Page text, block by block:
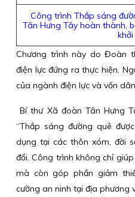
Công trình Thắp sáng
Tân Hưng Tây hoàn thành,
khởi
Chương trình này do Đoàn
điện lực đứng ra thực hiện.
của ngành điện lực và vốn
Bí thư Xã đoàn Tân Hưng
“Thắp sáng đường quê
dụng tại các thôn xóm, đời
đổi. Công trình không chỉ
mà còn góp phần giảm
cường an ninh tại địa phương